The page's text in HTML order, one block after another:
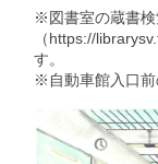
※図書室の蔵書検
（https://
す。
※自動車館入口前